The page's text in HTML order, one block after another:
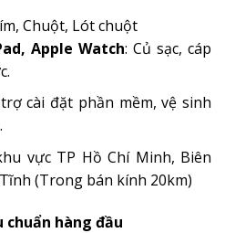
Chuột, Lót chuột
Apple Watch: Củ sạc, cáp
cài đặt phần mềm, vệ sinh
vực TP Hồ Chí Minh, Biên
(Trong bán kính 20km)
chuẩn hàng đầu